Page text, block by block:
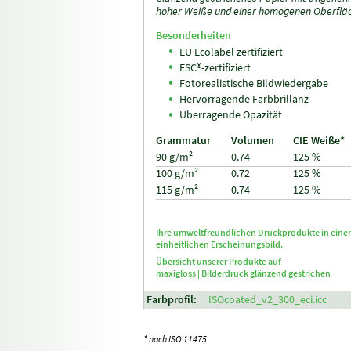
hoher Weiße und einer homogenen
Besonderheiten
EU Ecolabel zertifiziert
FSC®-zertifiziert
Fotorealistische Bildwiedergabe
Hervorragende Farbbrillanz
Überragende Opazität
Farbprofil: ISOcoated_v2_300_eci.icc
Grammatur Volumen
CIE Weiße*
90 g/m²
0.74
125 %
100 g/m²
0.72
125 %
115 g/m²
0.74 125 %
Ihre umweltfreundlichen Druckprodukte in
einheitlichen Erscheinungsbild.
Übersicht unserer Produkte auf
maxigloss | Bilderdruck glänzend gestrichen
* nach ISO 11475